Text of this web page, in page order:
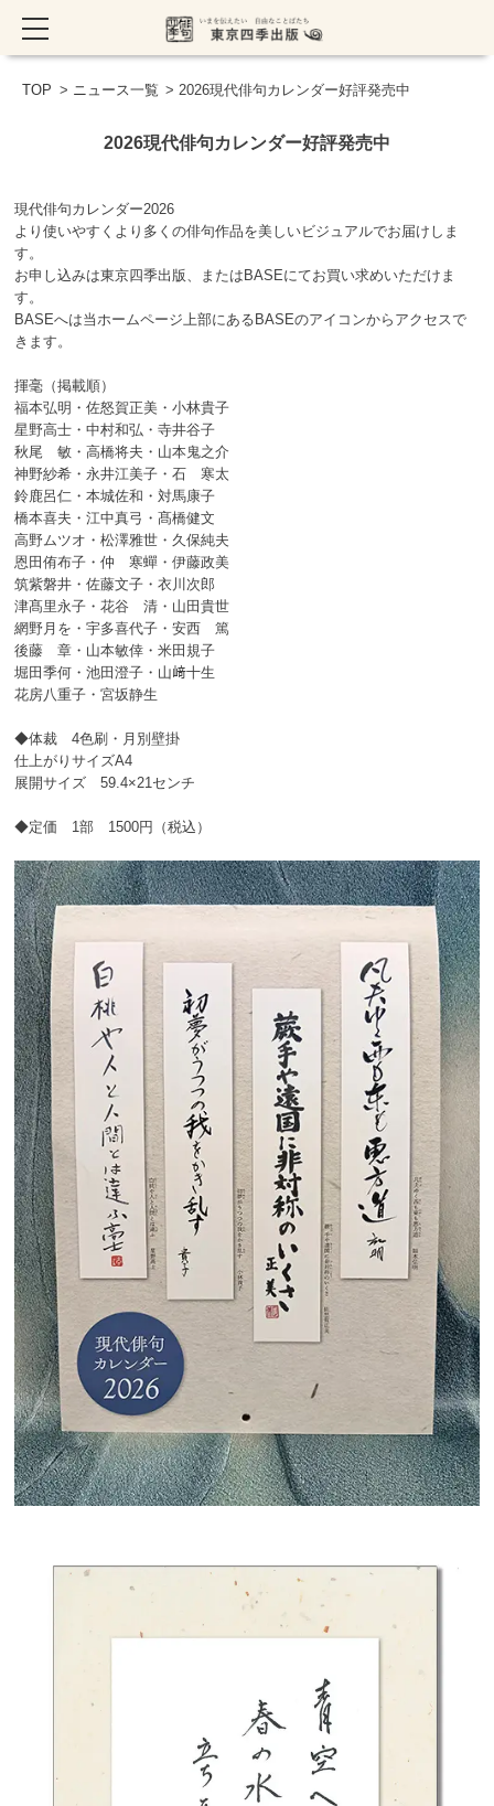
TOP > ニュース一覧 > 2026現代俳句カレンダー好評発売中
2026現代俳句カレンダー好評発売中
現代俳句カレンダー2026
より使いやすくより多くの俳句作品を美しいビジュアルでお届けしま
す。
お申し込みは東京四季出版、またはBASEにてお買い求めいただけま
す。
BASEへは当ホームページ上部にあるBASEのアイコンからアクセスで
きます。
揮毫（掲載順）
福本弘明・佐怒賀正美・小林貴子
星野高士・中村和弘・寺井谷子
秋尾 敏・高橋将夫・山本鬼之介
神野紗希・永井江美子・石 寒太
鈴鹿呂仁・本城佐和・対馬康子
橋本喜夫・江中真弓・髙橋健文
高野ムツオ・松澤雅世・久保純夫
恩田侑布子・仲 寒蟬・伊藤政美
筑紫磐井・佐藤文子・衣川次郎
津髙里永子・花谷 清・山田貴世
網野月を・宇多喜代子・安西 篤
後藤 章・山本敏倖・米田規子
堀田季何・池田澄子・山﨑十生
花房八重子・宮坂静生
◆体裁 4色刷・月別壁掛
仕上がりサイズA4
展開サイズ 59.4×21センチ
◆定価 1部 1500円（税込）